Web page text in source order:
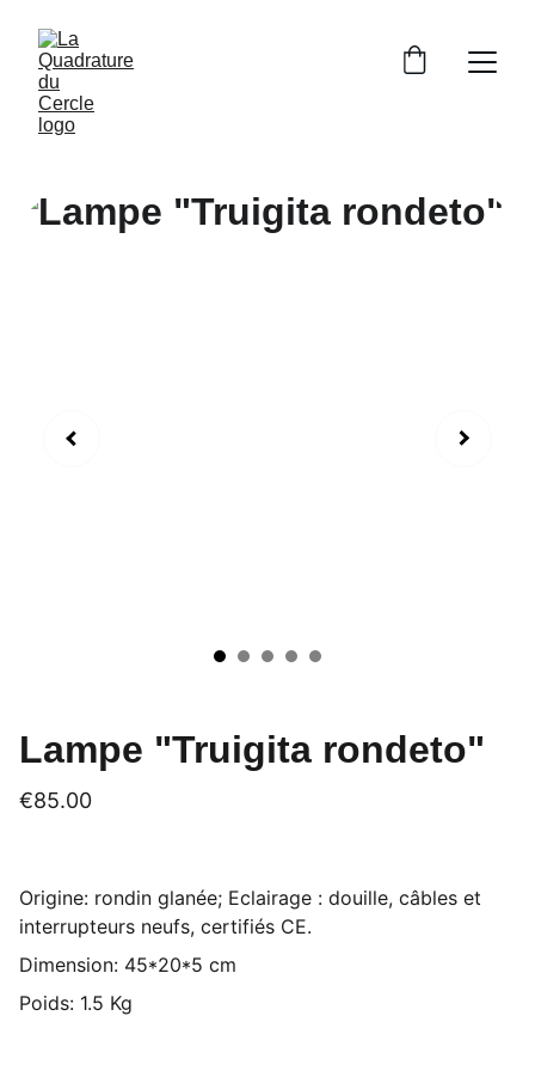
Lampe "Truigita rondeto"
€85.00
Origine: rondin glanée; Eclairage : douille, câbles et
interrupteurs neufs, certifiés CE.
Dimension: 45*20*5 cm
Poids: 1.5 Kg